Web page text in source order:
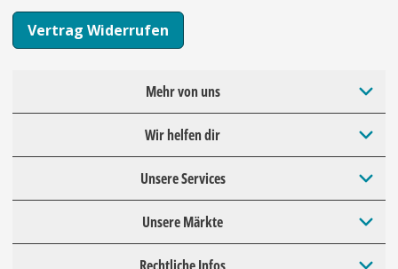
Vertrag Widerrufen
Mehr von uns
Wir helfen dir
Unsere Services
Unsere Märkte
Rechtliche Infos